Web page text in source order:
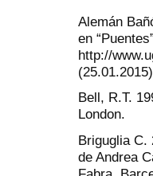
Alemán
en
http://
Bell, R.T.
London.
Briguglia C.
de Andrea